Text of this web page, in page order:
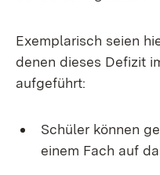
Exemplarisch seien
denen dieses Defizit
aufgeführt:
Schüler können
einem Fach auf